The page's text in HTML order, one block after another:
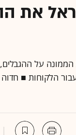
את
על
הלקוחות ■